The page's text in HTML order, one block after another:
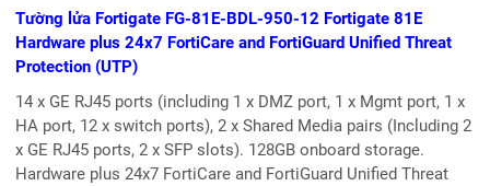
Tường lửa Fortigate FG-81E-BDL-950-12 Fortigate 81E
Hardware plus 24x7 FortiCare and FortiGuard Unified Threat
Protection (UTP)
14 x GE RJ45 ports (including 1 x DMZ port, 1 x Mgmt port, 1 x
HA port, 12 x switch ports), 2 x Shared Media pairs (Including 2
x GE RJ45 ports, 2 x SFP slots). 128GB onboard storage.
Hardware plus 24x7 FortiCare and FortiGuard Unified Threat